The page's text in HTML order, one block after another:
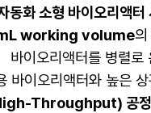
동화 소형 바이오리액터
working volume
바이오리액터를 병렬로
바이오리액터와 높은
Throughput) 공정